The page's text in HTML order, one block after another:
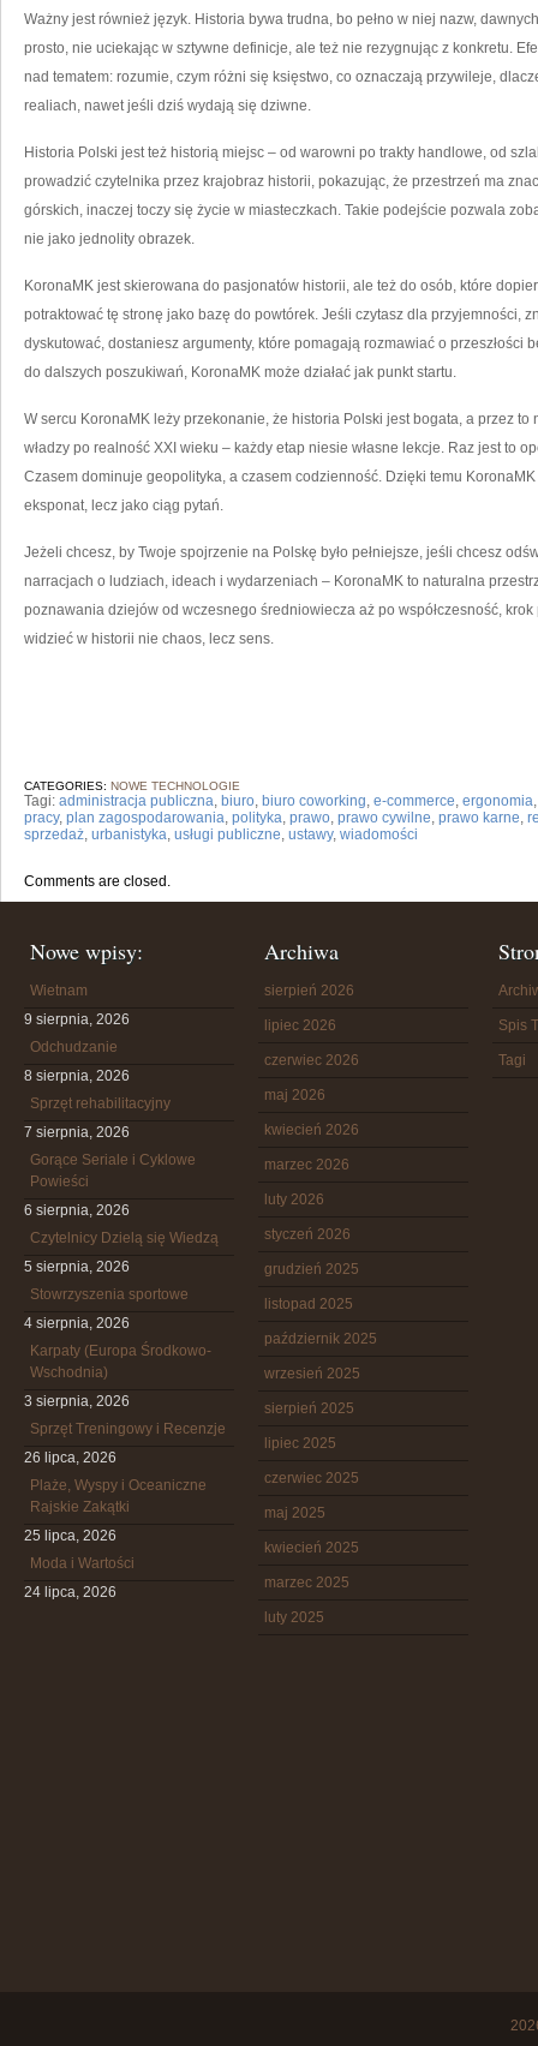
Ważny jest również język. Historia bywa trudna, bo pełno w niej nazw,
prosto, nie uciekając w sztywne definicje, ale też nie rezygnując z konkretu.
nad tematem: rozumie, czym różni się księstwo, co oznaczają przywileje,
realiach, nawet jeśli dziś wydają się dziwne.
Historia Polski jest też historią miejsc – od warowni po trakty handlowe, od
prowadzić czytelnika przez krajobraz historii, pokazując, że przestrzeń ma
górskich, inaczej toczy się życie w miasteczkach. Takie podejście pozwala
nie jako jednolity obrazek.
KoronaMK jest skierowana do pasjonatów historii, ale też do osób, które
potraktować tę stronę jako bazę do powtórek. Jeśli czytasz dla przyjemności,
dyskutować, dostaniesz argumenty, które pomagają rozmawiać o przeszłości
do dalszych poszukiwań, KoronaMK może działać jak punkt startu.
W sercu KoronaMK leży przekonanie, że historia Polski jest bogata, a przez to
władzy po realność XXI wieku – każdy etap niesie własne lekcje. Raz jest to
Czasem dominuje geopolityka, a czasem codzienność. Dzięki temu
eksponat, lecz jako ciąg pytań.
Jeżeli chcesz, by Twoje spojrzenie na Polskę było pełniejsze, jeśli chcesz
narracjach o ludziach, ideach i wydarzeniach – KoronaMK to naturalna
poznawania dziejów od wczesnego średniowiecza aż po współczesność,
widzieć w historii nie chaos, lecz sens.
CATEGORIES: NOWE TECHNOLOGIE
Tagi: administracja publiczna, biuro, biuro coworking, e-commerce, ergonomia
pracy, plan zagospodarowania, polityka, prawo, prawo cywilne, prawo karne,
sprzedaż, urbanistyka, usługi publiczne, ustawy, wiadomości
Comments are closed.
Nowe wpisy:
Wietnam
9 sierpnia, 2026
Odchudzanie
8 sierpnia, 2026
Sprzęt rehabilitacyjny
7 sierpnia, 2026
Gorące Seriale i Cyklowe
Powieści
6 sierpnia, 2026
Czytelnicy Dzielą się Wiedzą
5 sierpnia, 2026
Stowrzyszenia sportowe
4 sierpnia, 2026
Karpaty (Europa Środkowo-
Wschodnia)
3 sierpnia, 2026
Sprzęt Treningowy i Recenzje
26 lipca, 2026
Plaże, Wyspy i Oceaniczne
Rajskie Zakątki
25 lipca, 2026
Moda i Wartości
24 lipca, 2026
Archiwa
sierpień 2026
lipiec 2026
czerwiec 2026
maj 2026
kwiecień 2026
marzec 2026
luty 2026
styczeń 2026
grudzień 2025
listopad 2025
październik 2025
wrzesień 2025
sierpień 2025
lipiec 2025
czerwiec 2025
maj 2025
kwiecień 2025
marzec 2025
luty 2025
Spis
Tagi